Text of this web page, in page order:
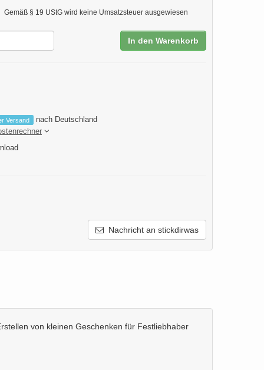
Gemäß § 19 UStG wird keine Umsatzsteuer ausgewiesen
In den Warenkorb
Versand
nach Deutschland
Nachricht an stickdirwas
von kleinen Geschenken für Festliebhaber